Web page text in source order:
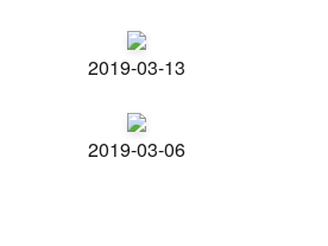
2019-03-13
2019-03-06